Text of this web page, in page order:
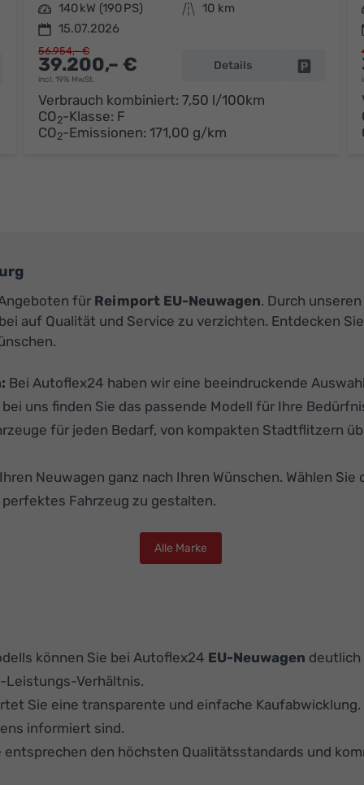
parken
Leistung 140 kW (190 PS) Kilometerstand 10 km
15.07.2026
39.200,– €
incl. 19% MwSt.
56.954,– €
Details Fahrzeug
Verbrauch kombiniert: 7,50 l/100km
CO2-Klasse: F
CO2-Emissionen: 171,00 g/km
für Reimport EU-Neuwagen. Durch
auf Qualität und Service zu verzichten. Entdecken
Bei Autoflex24 haben wir eine beeindruckende
uns finden Sie das passende Modell für Ihre
für jeden Bedarf, von kompakten Stadtflitzern
Neuwagen ganz nach Ihren Wünschen. Wählen
Fahrzeug zu gestalten.
Alle Marke
können Sie bei Autoflex24 EU-Neuwagen deutlich
Leistungs-Verhältnis.
Sie eine transparente und einfache
informiert sind.
den höchsten Qualitätsstandards und